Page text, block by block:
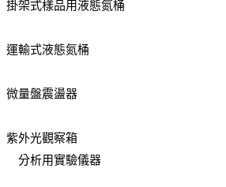
掛架式樣品用液態氮桶
運輸式液態氮桶
微量盤震盪器
紫外光觀察箱
分析用實驗儀器